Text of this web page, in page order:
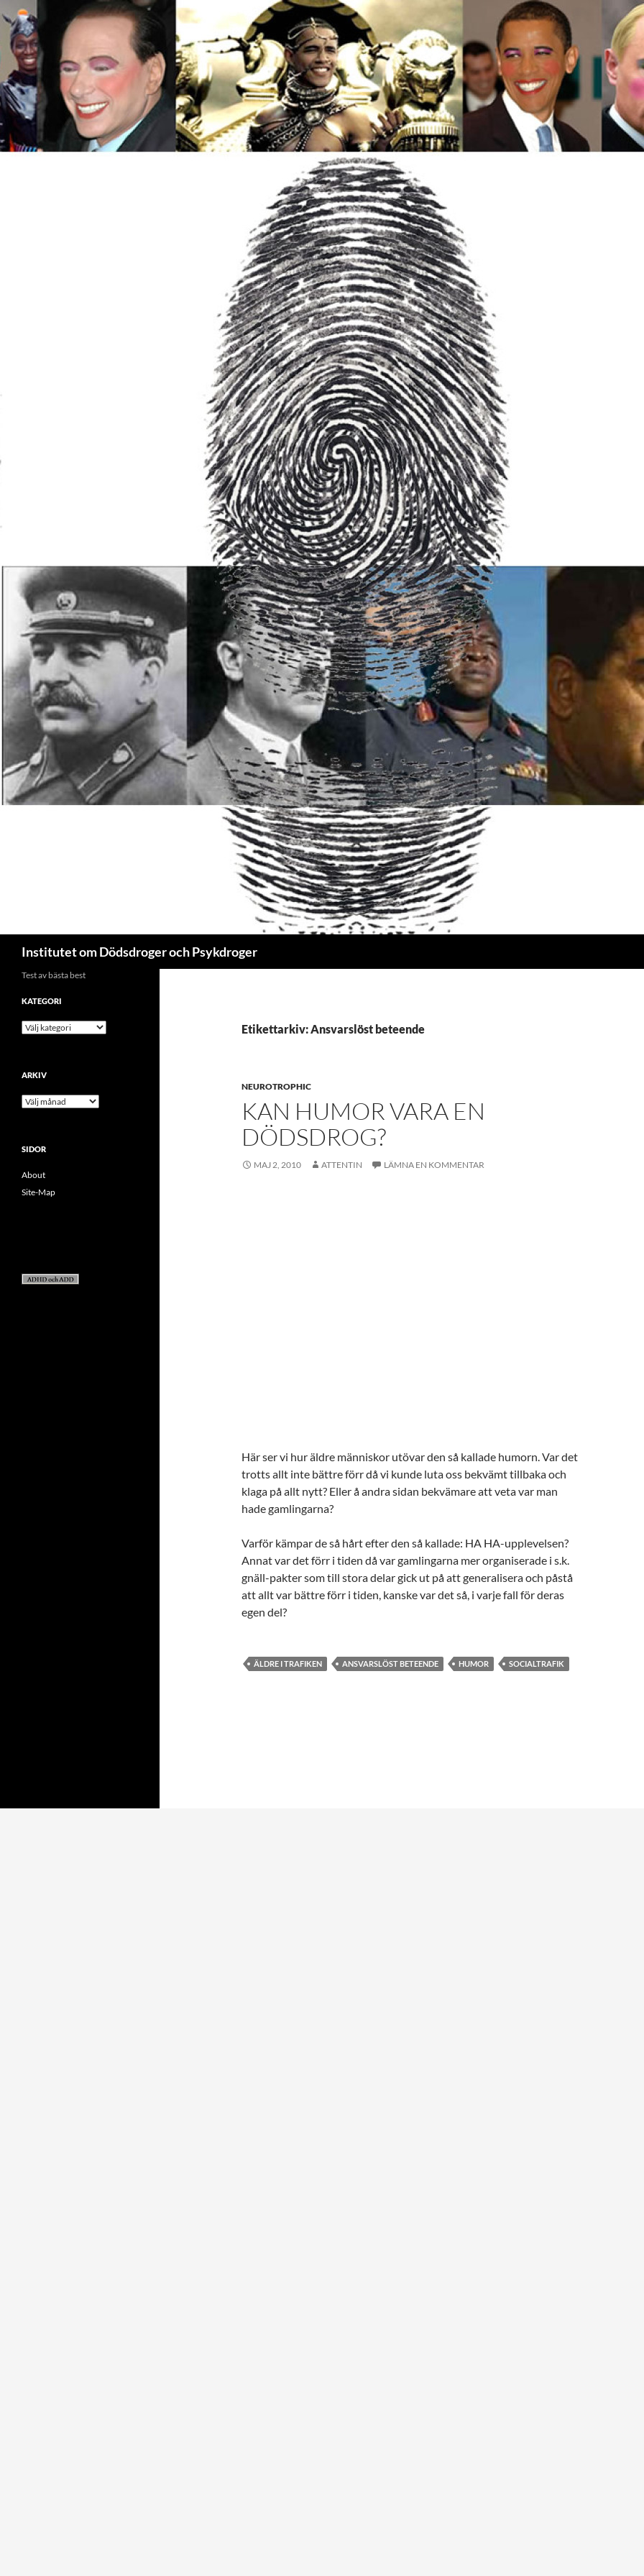
Institutet om Dödsdroger och Psykdroger
Etikettarkiv: Ansvarslöst beteende
NEUROTROPHIC
KAN HUMOR VARA EN
DÖDSDROG?
MAJ 2, 2010 ATTENTIN LÄMNA EN KOMMENTAR
Här ser vi hur äldre människor utövar den så kallade humorn. Var det
trotts allt inte bättre förr då vi kunde luta oss bekvämt tillbaka och
klaga på allt nytt? Eller å andra sidan bekvämare att veta var man
hade gamlingarna?
Varför kämpar de så hårt efter den så kallade: HA HA-upplevelsen?
Annat var det förr i tiden då var gamlingarna mer organiserade i s.k.
gnäll-pakter som till stora delar gick ut på att generalisera och påstå
att allt var bättre förr i tiden, kanske var det så, i varje fall för deras
egen del?
ÄLDRE I TRAFIKEN ANSVARSLÖST BETEENDE HUMOR SOCIALTRAFIK
Test av bästa best
KATEGORI
kategori
ARKIV
arkiv
SIDOR
About
Site-Map